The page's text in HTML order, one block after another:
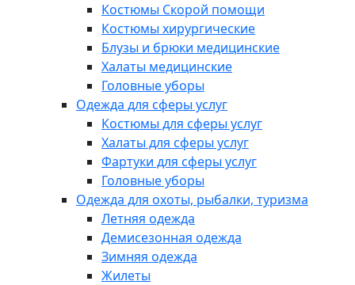
Костюмы Скорой помощи
Костюмы хирургические
Блузы и брюки медицинские
Халаты медицинские
Головные уборы
Одежда для сферы услуг
Костюмы для сферы услуг
Халаты для сферы услуг
Фартуки для сферы услуг
Головные уборы
Одежда для охоты, рыбалки, туризма
Летняя одежда
Демисезонная одежда
Зимняя одежда
Жилеты